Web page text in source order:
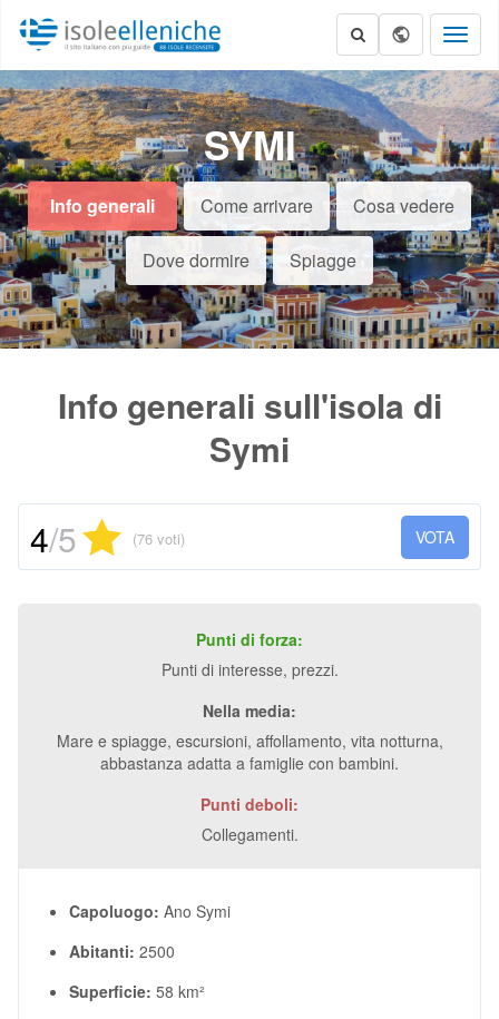
SYMI
Info generali Come arrivare Cosa vedere
Dove dormire Spiagge
Info generali sull'isola di
Symi
VOTA
4/5 (76 voti)
Punti di forza:
Punti di interesse, prezzi.
Nella media:
Mare e spiagge, escursioni, affollamento, vita notturna,
abbastanza adatta a famiglie con bambini.
Punti deboli:
Collegamenti.
Capoluogo: Ano Symi
Abitanti: 2500
Superficie: 58 km²